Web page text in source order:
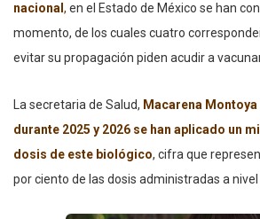
nacional , en el Estado de México se han
momento, de los cuales cuatro
evitar su propagación piden acudir a
La secretaria de Salud, Macarena Montoya
durante 2025 y 2026 se han aplicado un
dosis de este biológico, cifra que
por ciento de las dosis administradas a nivel